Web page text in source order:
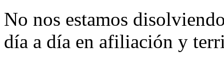
No nos estamos
día a día en afiliación y